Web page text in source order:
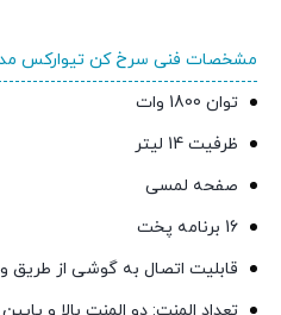
مشخصات فنی سرخ کن تیوارکس مدل 1098 با 2 سال
توان 1800 وات
ظرفیت 14 لیتر
صفحه لمسی
16 برنامه پخت
قابلیت اتصال به گوشی از طریق